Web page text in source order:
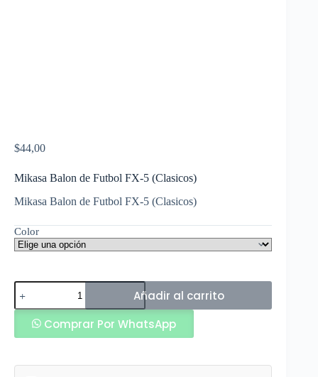
$44,00
Mikasa Balon de Futbol FX-5 (Clasicos)
Mikasa Balon de Futbol FX-5 (Clasicos)
Color
Mikasa
Balon
de
Futbol
FX-
Añadir al carrito
Comprar Por WhatsApp